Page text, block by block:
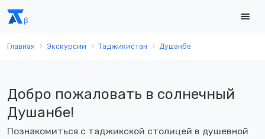
Главная Экскурсии Таджикистан Душанбе
Добро пожаловать в солнечный
Душанбе!
Познакомиться с таджикской столицей в душевной